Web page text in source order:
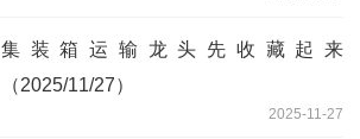
集装箱运输龙头先收藏起来
（2025/11/27）
2025-11-27